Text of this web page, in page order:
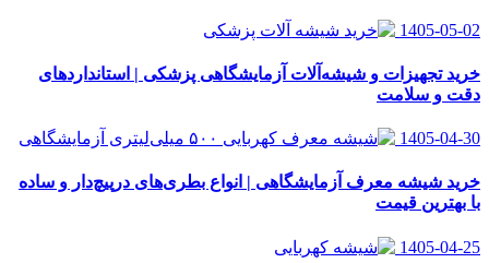
1405-05-02
خرید تجهیزات و شیشه‌آلات آزمایشگاهی پزشکی | استانداردهای
دقت و سلامت
1405-04-30
خرید شیشه معرف آزمایشگاهی | انواع بطری‌های در‌پیچ‌دار و ساده
با بهترین قیمت
1405-04-25